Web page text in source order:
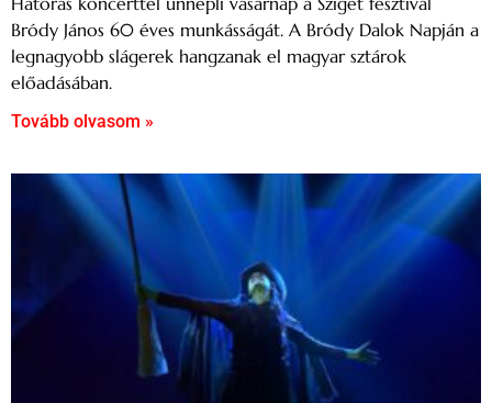
Bródy János 60 éves munkásságát. A Bródy Dalok Napján a
legnagyobb slágerek hangzanak el magyar sztárok
előadásában.
Tovább olvasom »